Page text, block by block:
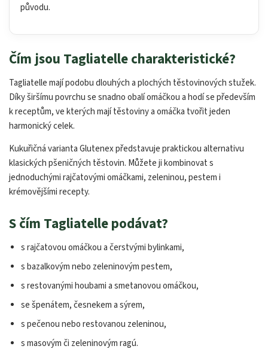
původu.
Čím jsou Tagliatelle charakteristické?
Tagliatelle mají podobu dlouhých a plochých těstovinových stužek.
Díky širšímu povrchu se snadno obalí omáčkou a hodí se především
k receptům, ve kterých mají těstoviny a omáčka tvořit jeden
harmonický celek.
Kukuřičná varianta Glutenex představuje praktickou alternativu
klasických pšeničných těstovin. Můžete ji kombinovat s
jednoduchými rajčatovými omáčkami, zeleninou, pestem i
krémovějšími recepty.
S čím Tagliatelle podávat?
s rajčatovou omáčkou a čerstvými bylinkami,
s bazalkovým nebo zeleninovým pestem,
s restovanými houbami a smetanovou omáčkou,
se špenátem, česnekem a sýrem,
s pečenou nebo restovanou zeleninou,
s masovým či zeleninovým ragú.